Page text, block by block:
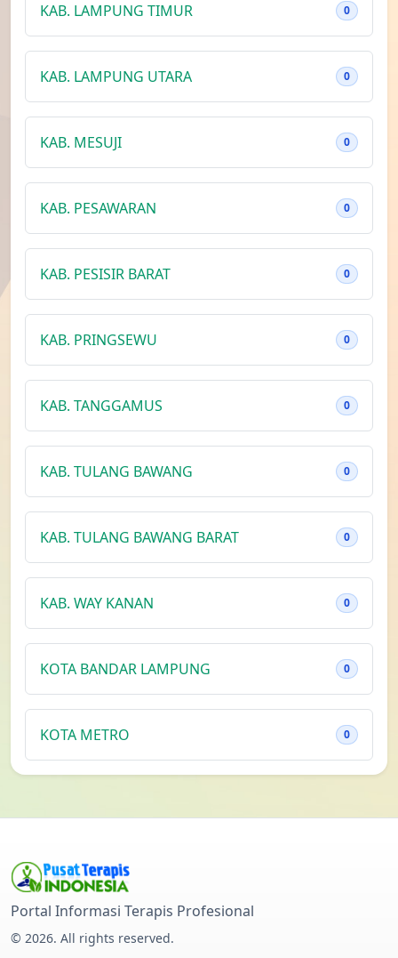
KAB. LAMPUNG TIMUR 0
KAB. LAMPUNG UTARA 0
KAB. MESUJI 0
KAB. PESAWARAN 0
KAB. PESISIR BARAT 0
KAB. PRINGSEWU 0
KAB. TANGGAMUS 0
KAB. TULANG BAWANG 0
KAB. TULANG BAWANG BARAT 0
KAB. WAY KANAN 0
KOTA BANDAR LAMPUNG 0
KOTA METRO 0
Direktori Terapis Indonesia
Portal Informasi Terapis Profesional
© 2026. All rights reserved.